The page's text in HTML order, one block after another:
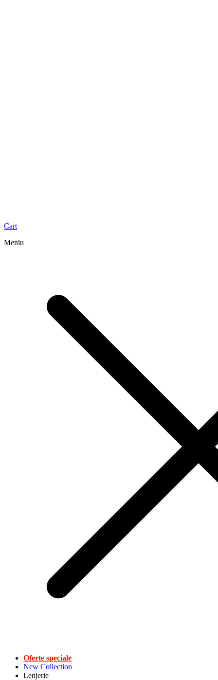
Cart
Meniu
Oferte speciale
New Collection
Lenjerie